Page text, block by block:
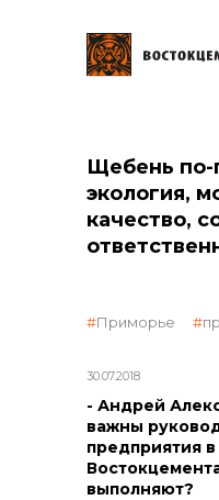
Щебень по-
экология,
качество,
30.07.2018
Приморье
- Андрей
важны
предприятия в
выполняют?